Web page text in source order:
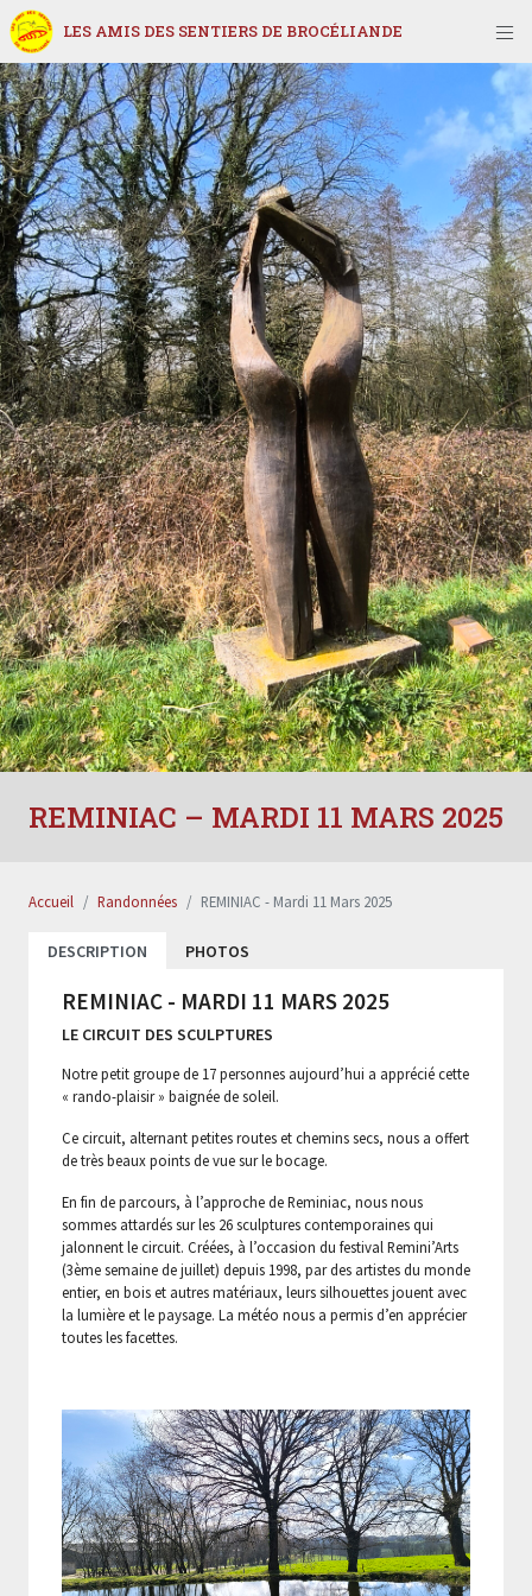
LES AMIS DES SENTIERS DE BROCÉLIANDE
REMINIAC – MARDI 11 MARS 2025
Accueil Randonnées REMINIAC - Mardi 11 Mars 2025
DESCRIPTION PHOTOS
REMINIAC - MARDI 11 MARS 2025
LE CIRCUIT DES SCULPTURES
Notre petit groupe de 17 personnes aujourd’hui a apprécié cette
« rando-plaisir » baignée de soleil.
Ce circuit, alternant petites routes et chemins secs, nous a offert
de très beaux points de vue sur le bocage.
En fin de parcours, à l’approche de Reminiac, nous nous
sommes attardés sur les 26 sculptures contemporaines qui
jalonnent le circuit. Créées, à l’occasion du festival Remini’Arts
(3ème semaine de juillet) depuis 1998, par des artistes du monde
entier, en bois et autres matériaux, leurs silhouettes jouent avec
la lumière et le paysage. La météo nous a permis d’en apprécier
toutes les facettes.